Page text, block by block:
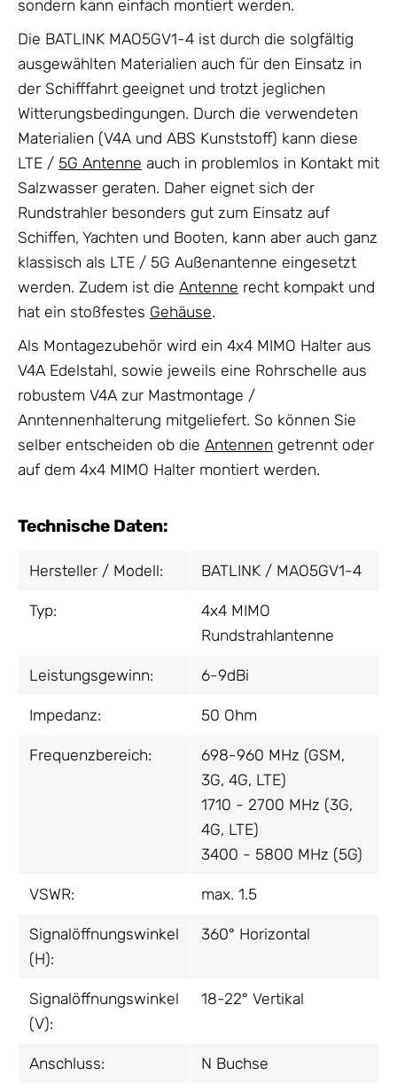
sondern kann einfach montiert werden.
Die BATLINK MAO5GV1-4 ist durch die solgfältig
ausgewählten Materialien auch für den Einsatz in
der Schifffahrt geeignet und trotzt jeglichen
Witterungsbedingungen. Durch die verwendeten
Materialien (V4A und ABS Kunststoff) kann diese
LTE / 5G Antenne auch in problemlos in Kontakt mit
Salzwasser geraten. Daher eignet sich der
Rundstrahler besonders gut zum Einsatz auf
Schiffen, Yachten und Booten, kann aber auch ganz
klassisch als LTE / 5G Außenantenne eingesetzt
werden. Zudem ist die Antenne recht kompakt und
hat ein stoßfestes Gehäuse.
Als Montagezubehör wird ein 4x4 MIMO Halter aus
V4A Edelstahl, sowie jeweils eine Rohrschelle aus
robustem V4A zur Mastmontage /
Anntennenhalterung mitgeliefert. So können Sie
selber entscheiden ob die Antennen getrennt oder
auf dem 4x4 MIMO Halter montiert werden.
Technische Daten:
Hersteller / Modell: BATLINK / MAO5GV1-4
Typ:
4x4 MIMO
Rundstrahlantenne
Leistungsgewinn: 6-9dBi
Impedanz: 50 Ohm
Frequenzbereich:
698-960 MHz (GSM,
3G, 4G, LTE)
1710 - 2700 MHz (3G,
4G, LTE)
3400 - 5800 MHz (5G)
VSWR: max. 1.5
Signalöffnungswinkel
(H):
360° Horizontal
Signalöffnungswinkel
(V):
18-22° Vertikal
Anschluss: N Buchse